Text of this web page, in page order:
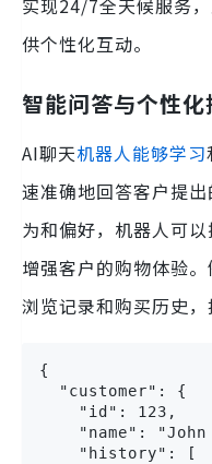
实现24/7全天候服务
供个性化互动。
智能问答与个性化
AI聊天机器人能够学习
速准确地回答客户提
为和偏好，机器人可以
增强客户的购物体验
浏览记录和购买历史，
{
  "customer": {
    "id": 123,
"name": "John
    "history": [